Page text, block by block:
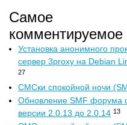
Самое
комментируемое
Установка анонимного
сервер 3proxy на Debian
27
СМСки спокойной ночи
Обновление SMF форума
версии 2.0.13 до 2.0.14 13